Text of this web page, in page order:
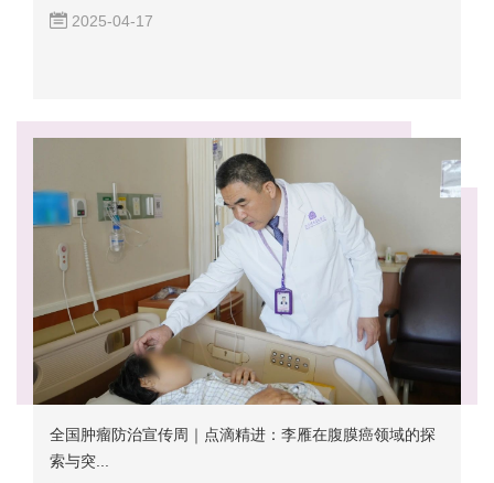
2025-04-17
全国肿瘤防治宣传周｜点滴精进：李雁在腹膜癌领域的探
索与突...